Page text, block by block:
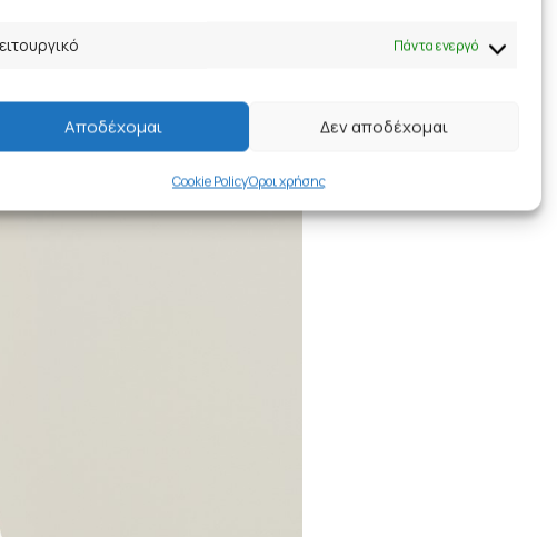
Πάντα ενεργό
Αποδέχομαι Δεν αποδέχομαι
Cookie PolicyΌροι χρήσης